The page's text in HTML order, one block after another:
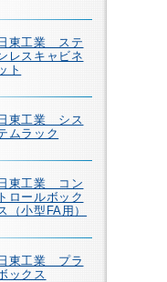
日東工業 ステ
レスキャビネ
ト
日東工業 シス
ムラック
日東工業 コン
トロールボック
（小型FA用）
日東工業 プラ
ックス